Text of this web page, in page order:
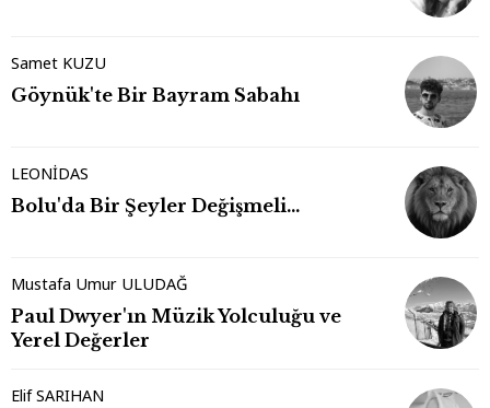
Samet KUZU
Göynük'te Bir Bayram Sabahı
LEONİDAS
Bolu'da Bir Şeyler Değişmeli…
Mustafa Umur ULUDAĞ
Paul Dwyer'ın Müzik Yolculuğu ve
Yerel Değerler
Elif SARIHAN